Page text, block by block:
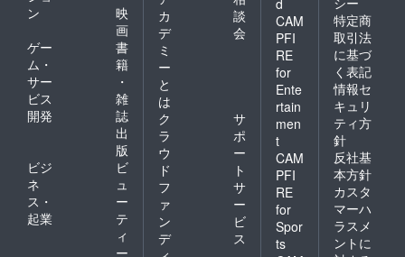
プニン
グクレ
ジット
映像に
掲載 ※
上映前
に巨大
リーン
にお名
前がな
がれま
す。 ※
こちら
からの
メール
に記入
のオー
プニン
グクレ
ジット
映像に
掲載 ※
上映前
に巨大
リーン
にお名
前がな
がれま
す。 ※
こちら
からの
メール
いただ
きま
す。 ※
支援
時、必
ず備考
欄にご
希望の
お名前
をご記
入くだ
さい。
※ 掲載
不要の
方は、
リター
ン返信
ン
映
画
ゲー
ム・
サー
ビス
開発
書
籍
・
雑
誌
出
版
ビジ
ネ
ス・
起業
ビ
ュ
ー
テ
ィ
ー
カ
デ
ミ
ー
と
は
談
会
ク
ラ
ウ
ド
フ
ァ
ン
デ
サ
ポ
ー
ト
サ
ー
ビ
ス
CAM
PFI
RE
for
Ente
rtain
men
t
CAM
PFI
RE
for
Spor
ts
特定商
取引法
に基づ
く表記
情報セ
キュリ
ティ方
針
反社基
本方針
カスタ
マーハ
ラスメ
ントに